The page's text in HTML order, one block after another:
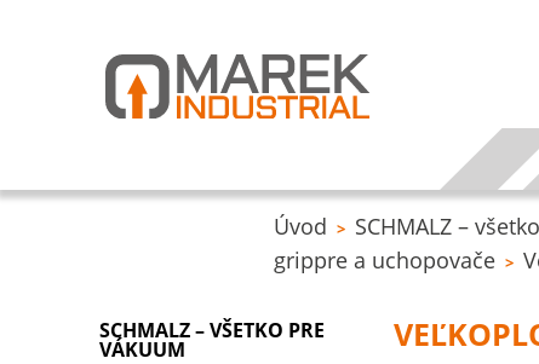
Úvod > SCHMALZ –
grippre a uchopovače >
SCHMALZ – VŠETKO PRE
VÁKUUM